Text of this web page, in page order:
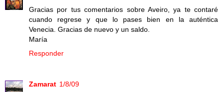
Gracias por tus comentarios sobre Aveiro, ya te contaré
cuando regrese y que lo pases bien en la auténtica
Venecia. Gracias de nuevo y un saldo.
María
Responder
Zamarat 1/8/09